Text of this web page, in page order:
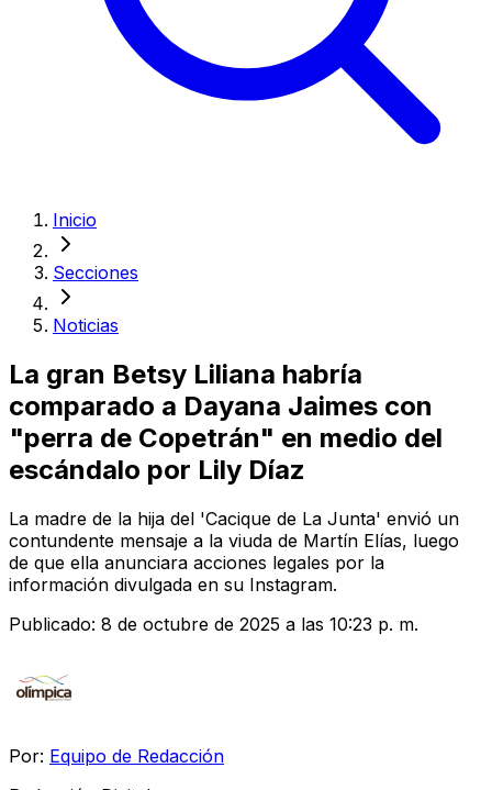
Inicio
Secciones
Noticias
La gran Betsy Liliana habría
comparado a Dayana Jaimes con
"perra de Copetrán" en medio del
escándalo por Lily Díaz
La madre de la hija del 'Cacique de La Junta' envió un
contundente mensaje a la viuda de Martín Elías, luego
de que ella anunciara acciones legales por la
información divulgada en su Instagram.
Publicado: 8 de octubre de 2025 a las 10:23 p. m.
Por: Equipo de Redacción